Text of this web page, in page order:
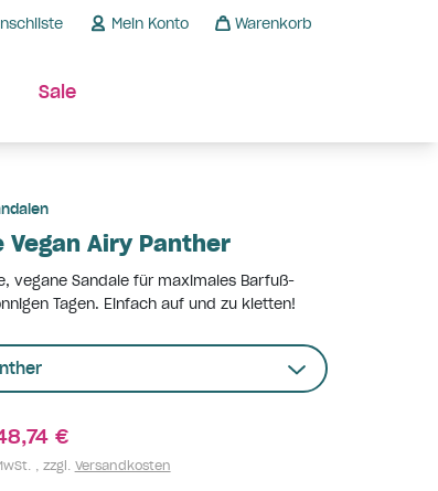
Mein Konto Warenkorb
Sale
Vegan Airy Panther
vegane Sandale für maximales Barfuß-
Tagen. Einfach auf und zu kletten!
€
, zzgl. Versandkosten